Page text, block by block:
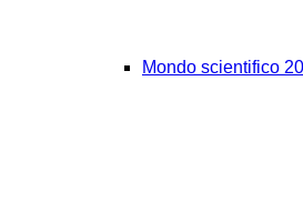
Mondo scientifico